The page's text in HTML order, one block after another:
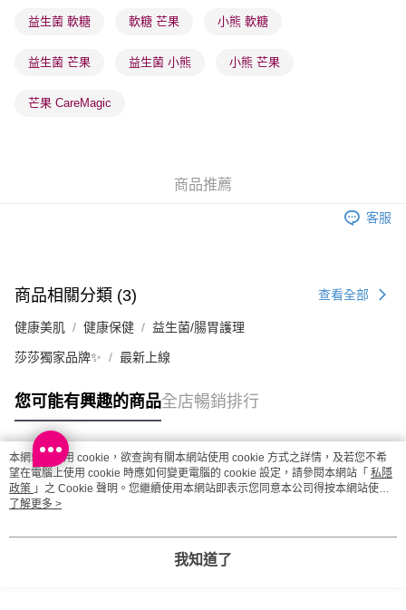
每筆HK$65.00，滿HK$300.00或以上免運費
(香港門市) 只顯示可選門市。確認發貨後2-5個工作天到店，3天內
每筆HK$20.00，滿HK$100.00或以上免運費
益生菌 軟糖 軟糖 芒果 小熊 軟糖
益生菌 芒果 益生菌 小熊 小熊 芒果
芒果 CareMagic
商品推薦
客服
商品相關分類 (3) 查看全部
健康美肌 健康保健 益生菌/腸胃護理
莎莎獨家品牌✨ 最新上線
您可能有興趣的商品全店暢銷排行
熱門標籤
熱銷排行
本網站中使用 cookie，欲查詢有關本網站使用 cookie 方式之詳情，及若您不希
望在電腦上使用 cookie 時應如何變更電腦的 cookie 設定，請參閱本網站「 私隱
政策 」之 Cookie 聲明。您繼續使用本網站即表示您同意本公司得按本網站使用
條款之 Cookie 聲明使用 cookie。
了解更多 >
我知道了